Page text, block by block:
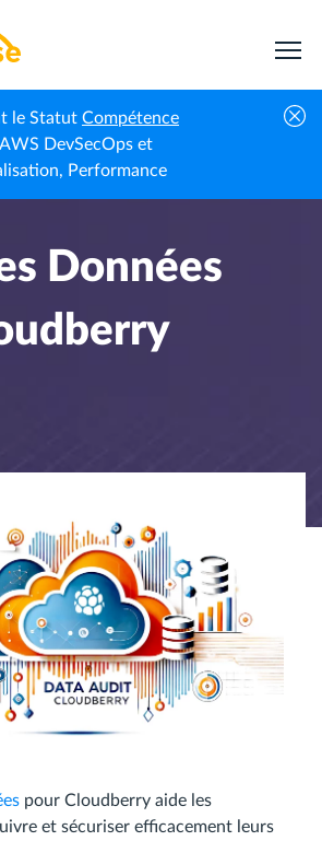
le Statut Compétence
DevSecOps et
Performance
Audit des Données pour Cloudberry
Données
pour Cloudberry aide les
et sécuriser efficacement leurs